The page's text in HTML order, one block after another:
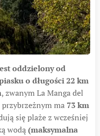
oddzielony od
o długości 22 km
, zwanym La Manga del
ma 73 km
się plaże z wcześniej
wodą(maksymalna